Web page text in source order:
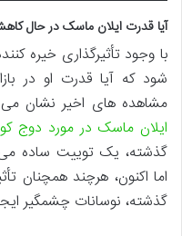
آیا قدرت ایلان ماسک در حال
با وجود تأثیرگذاری خیره
شود که آیا قدرت او در
مشاهده های اخیر نشان می
ایلان ماسک در مورد دوج
گذشته، یک توییت ساده می
اما اکنون، هرچند همچنان
گذشته، نوسانات چشمگیر